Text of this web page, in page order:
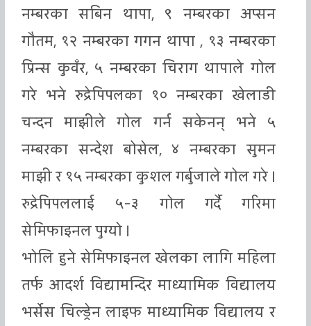
नम्बरका सबिन थापा, ९ नम्बरका अप्सन
गौतम, १२ नम्बरका गगन थापा , १३ नम्बरका
प्रिन्स कुवँर, ५ नम्बरका चिराग थापाले गोल
गरे भने रुद्रेपिपलका १० नम्बरका खेलाडी
चन्दन माझीले गोल गर्न सकेनन् भने ५
नम्बरका सन्देश बोसेल, ४ नम्बरका सुमन
माझी र १५ नम्बरका कुशल गर्बुजाले गोल गरे ।
रुद्रेपिपललाई ५-३ गोल गर्दै गरिमा
सेमिफाइनल पुग्यो ।
भोलि हुने सेमिफाइनल खेलका लागि महिला
तर्फ आदर्श विद्यामन्दिर माध्यामिक विद्यालय
भर्सेस चिल्ड्रेन लाइफ माध्यामिक विद्यालय र